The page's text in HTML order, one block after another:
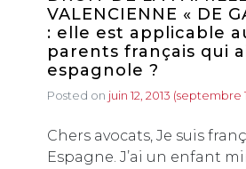
VALENCIENNE « DE
: elle est applicable
parents français qui
espagnole ?
Posted on juin 12, 2013 (septembre
Chers avocats, Je suis
Espagne. J’ai un enfant